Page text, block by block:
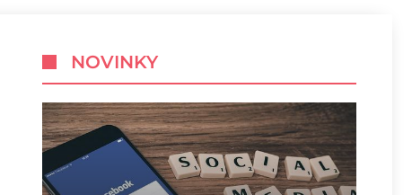
NOVINKY